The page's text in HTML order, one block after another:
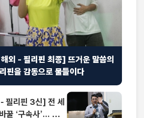
외 - 필리핀 최종] 뜨거운 말씀의
핀을 감동으로 물들이다
필리핀 3신] 전 세
꿀 ‘구속사’... 동남